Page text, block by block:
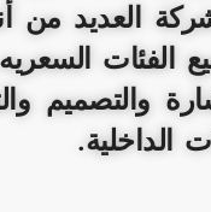
العديد من
الفئات
والتصميم
الداخلية.